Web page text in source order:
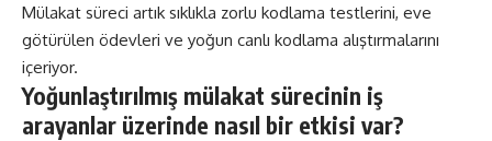
Mülakat süreci artık sıklıkla zorlu kodlama testlerini, eve
götürülen ödevleri ve yoğun canlı kodlama alıştırmalarını
içeriyor.
Yoğunlaştırılmış mülakat sürecinin iş
arayanlar üzerinde nasıl bir etkisi var?